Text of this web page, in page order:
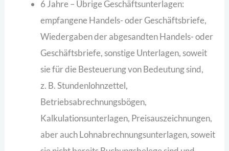
6 Jahre – Übrige Geschäftsunterlagen:
empfangene Handels- oder Geschäftsbriefe,
Wiedergaben der abgesandten Handels- oder
Geschäftsbriefe, sonstige Unterlagen, soweit
sie für die Besteuerung von Bedeutung sind,
z. B. Stundenlohnzettel,
Betriebsabrechnungsbögen,
Kalkulationsunterlagen, Preisauszeichnungen,
aber auch Lohnabrechnungsunterlagen, soweit